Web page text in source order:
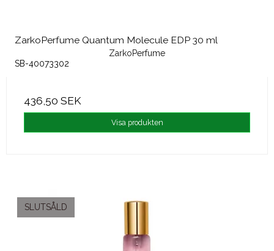
ZarkoPerfume Quantum Molecule EDP 30 ml
ZarkoPerfume
SB-40073302
436,50 SEK
Visa produkten
SLUTSÅLD